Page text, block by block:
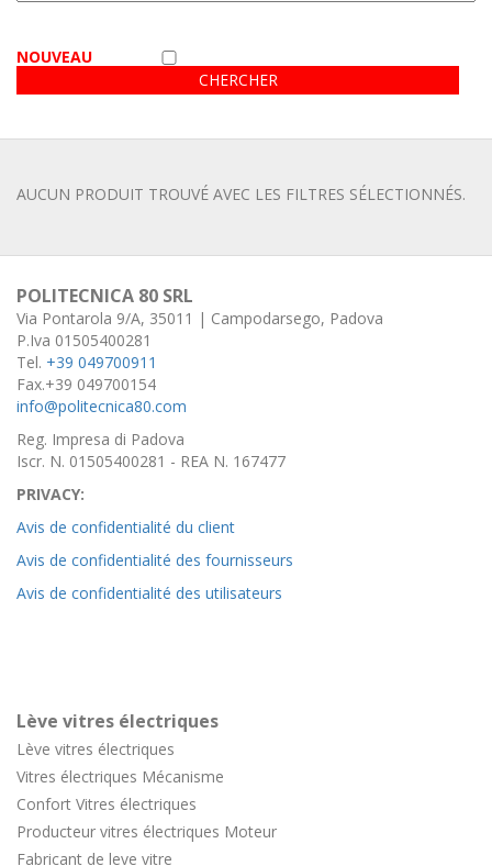
NOUVEAU
AUCUN PRODUIT TROUVÉ AVEC LES FILTRES SÉLECTIONNÉS.
POLITECNICA 80 SRL
Via Pontarola 9/A, 35011 | Campodarsego, Padova
P.Iva 01505400281
Tel. +39 049700911
Fax.+39 049700154
info@politecnica80.com
Reg. Impresa di Padova
Iscr. N. 01505400281 - REA N. 167477
PRIVACY:
Avis de confidentialité du client
Avis de confidentialité des fournisseurs
Avis de confidentialité des utilisateurs
Lève vitres électriques
Lève vitres électriques
Vitres électriques Mécanisme
Confort Vitres électriques
Producteur vitres électriques Moteur
Fabricant de leve vitre